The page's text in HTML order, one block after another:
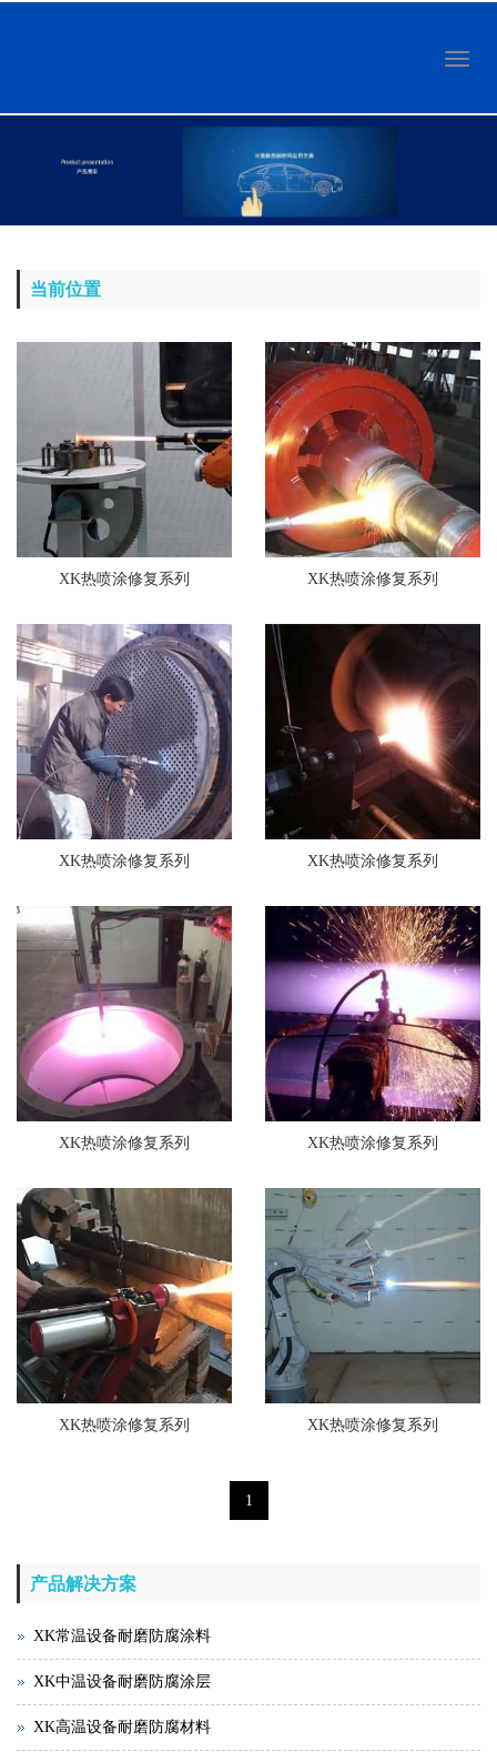
当前位置
XK热喷涂修复系列 XK热喷涂修复系列
XK热喷涂修复系列 XK热喷涂修复系列
XK热喷涂修复系列 XK热喷涂修复系列
XK热喷涂修复系列 XK热喷涂修复系列
1
产品解决方案
XK常温设备耐磨防腐涂料
XK中温设备耐磨防腐涂层
XK高温设备耐磨防腐材料